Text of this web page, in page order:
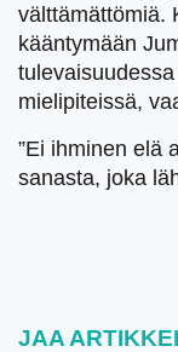
välttämättömiä.
kääntymään
mielipiteissä,
”Ei ihminen elä
sanasta, joka
JAA